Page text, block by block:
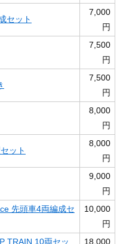
セット
7,000
円
7,500
円
7,500
円
8,000
円
ット
8,000
円
9,000
円
先頭車4両編成セ
10,000
円
TRAIN 10両セッ
18,000